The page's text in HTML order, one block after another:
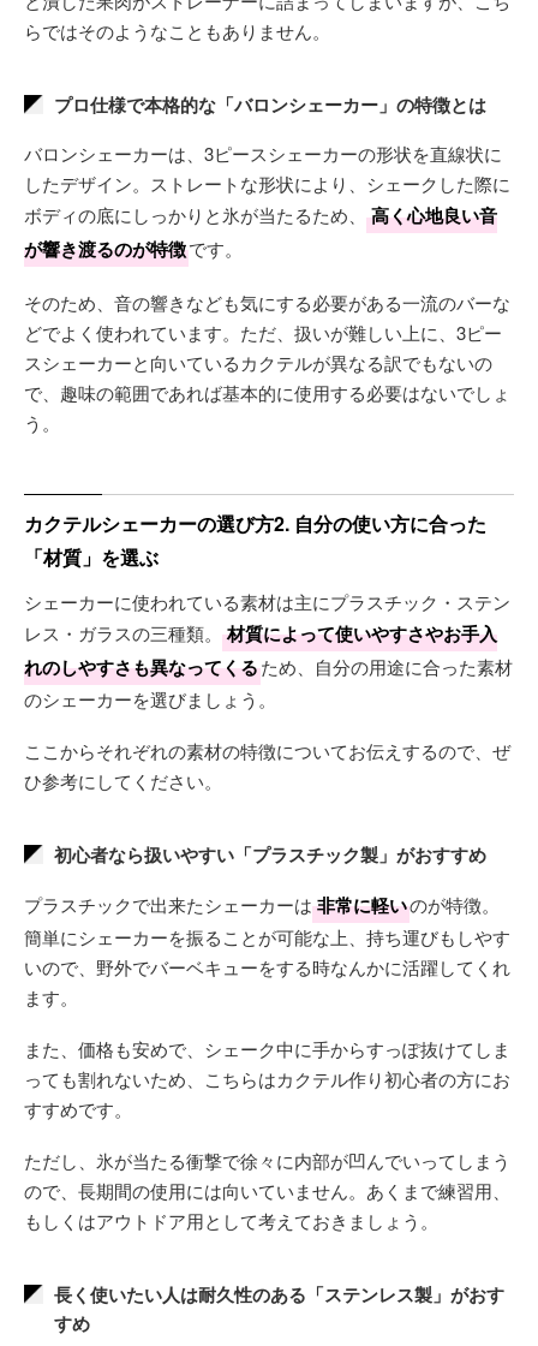
らではそのようなこともありません。
プロ仕様で本格的な「バロンシェーカー」の特徴とは
バロンシェーカーは、3ピースシェーカーの形状を直線状に
したデザイン。ストレートな形状により、シェークした際に
ボディの底にしっかりと氷が当たるため、
高く心地良い音
が響き渡るのが特徴です。
そのため、音の響きなども気にする必要がある一流のバーな
どでよく使われています。ただ、扱いが難しい上に、3ピー
スシェーカーと向いているカクテルが異なる訳でもないの
で、趣味の範囲であれば基本的に使用する必要はないでしょ
う。
カクテルシェーカーの選び方2. 自分の使い方に合った
「材質」を選ぶ
シェーカーに使われている素材は主にプラスチック・ステン
レス・ガラスの三種類。
材質によって使いやすさやお手入
れのしやすさも異なってくるため、自分の用途に合った素材
のシェーカーを選びましょう。
ここからそれぞれの素材の特徴についてお伝えするので、ぜ
ひ参考にしてください。
初心者なら扱いやすい「プラスチック製」がおすすめ
プラスチックで出来たシェーカーは 非常に軽いのが特徴。
簡単にシェーカーを振ることが可能な上、持ち運びもしやす
いので、野外でバーベキューをする時なんかに活躍してくれ
ます。
また、価格も安めで、シェーク中に手からすっぽ抜けてしま
っても割れないため、こちらはカクテル作り初心者の方にお
すすめです。
ただし、氷が当たる衝撃で徐々に内部が凹んでいってしまう
ので、長期間の使用には向いていません。あくまで練習用、
もしくはアウトドア用として考えておきましょう。
長く使いたい人は耐久性のある「ステンレス製」がおす
すめ